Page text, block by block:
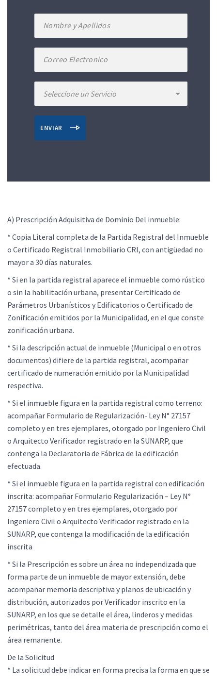
ENVIAR
A) Prescripción Adquisitiva de Dominio Del inmueble:
* Copia Literal completa de la Partida Registral del Inmueble
o Certificado Registral Inmobiliario CRI, con antigüedad no
mayor a 30 días naturales.
* Si en la partida registral aparece el inmueble como rústico
o sin la habilitación urbana, presentar Certificado de
Parámetros Urbanísticos y Edificatorios o Certificado de
Zonificación emitidos por la Municipalidad, en el que conste
zonificación urbana.
* Si la descripción actual de inmueble (Municipal o en otros
documentos) difiere de la partida registral, acompañar
certificado de numeración emitido por la Municipalidad
respectiva.
* Si el inmueble figura en la partida registral como terreno:
acompañar Formulario de Regularización- Ley N° 27157
completo y en tres ejemplares, otorgado por Ingeniero Civil
o Arquitecto Verificador registrado en la SUNARP, que
contenga la Declaratoria de Fábrica de la edificación
efectuada.
* Si el inmueble figura en la partida registral con edificación
inscrita: acompañar Formulario Regularización – Ley N°
27157 completo y en tres ejemplares, otorgado por
Ingeniero Civil o Arquitecto Verificador registrado en la
SUNARP, que contenga la modificación de la edificación
inscrita
* Si la Prescripción es sobre un área no independizada que
forma parte de un inmueble de mayor extensión, debe
acompañar memoria descriptiva y planos de ubicación y
distribución, autorizados por Verificador inscrito en la
SUNARP, en los que se detalle el área, linderos y medidas
perimétricas, tanto del área materia de prescripción como el
área remanente.
De la Solicitud
* La solicitud debe indicar en forma precisa la forma en que se